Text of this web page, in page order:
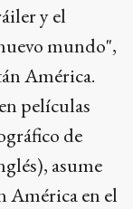
y el
mundo",
América.
películas
de
asume
América en el